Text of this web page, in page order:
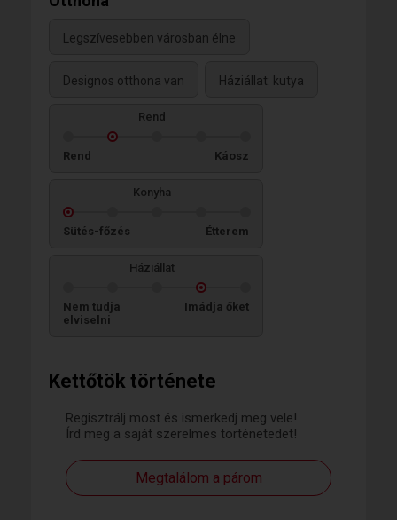
Kettőtök története
Regisztrálj most és ismerkedj meg vele!
Írd meg a saját szerelmes történetedet!
Megtalálom a párom
Legszívesebben városban élne
Designos otthona van Háziállat: kutya
Rend
Rend Káosz
Konyha
Sütés-főzés Étterem
Háziállat
Nem tudja
elviselni
Imádja őket